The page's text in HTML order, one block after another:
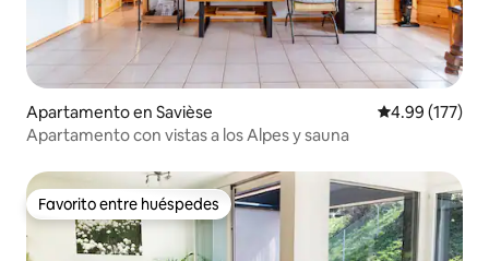
Apartamento en Savièse Calificación
4.99 (177)
Apartamento con vistas a los Alpes y sauna
Favorito entre huéspedes
Favorito entre huéspedes